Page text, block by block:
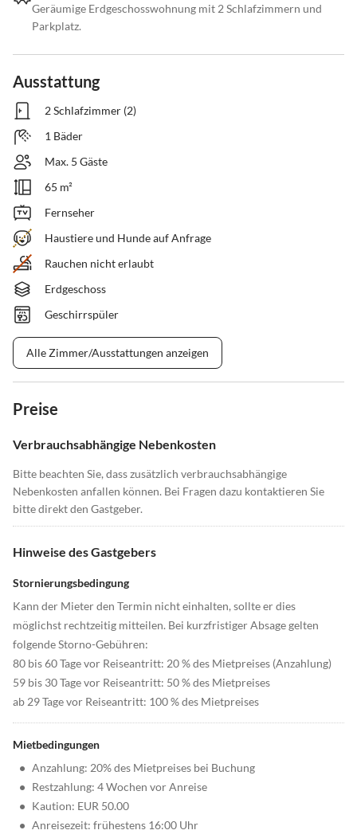
Geräumige Erdgeschosswohnung mit 2 Schlafzimmern und
Parkplatz.
Ausstattung
2 Schlafzimmer (2)
1 Bäder
Max. 5 Gäste
65 m²
Fernseher
Haustiere und Hunde auf Anfrage
Rauchen nicht erlaubt
Erdgeschoss
Geschirrspüler
Alle Zimmer/Ausstattungen anzeigen
Preise
Verbrauchsabhängige Nebenkosten
Bitte beachten Sie, dass zusätzlich verbrauchsabhängige
Nebenkosten anfallen können. Bei Fragen dazu kontaktieren Sie
bitte direkt den Gastgeber.
Hinweise des Gastgebers
Stornierungsbedingung
Kann der Mieter den Termin nicht einhalten, sollte er dies
möglichst rechtzeitig mitteilen. Bei kurzfristiger Absage gelten
folgende Storno-Gebühren:
80 bis 60 Tage vor Reiseantritt: 20 % des Mietpreises (Anzahlung)
59 bis 30 Tage vor Reiseantritt: 50 % des Mietpreises
ab 29 Tage vor Reiseantritt: 100 % des Mietpreises
Mietbedingungen
• Anzahlung: 20% des Mietpreises bei Buchung
• Restzahlung: 4 Wochen vor Anreise
• Kaution: EUR 50.00
• Anreisezeit: frühestens 16:00 Uhr